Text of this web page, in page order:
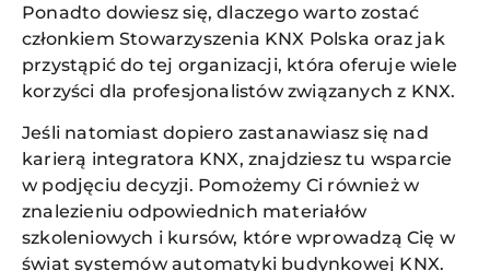
Ponadto dowiesz się, dlaczego warto zostać
członkiem Stowarzyszenia KNX Polska oraz jak
przystąpić do tej organizacji, która oferuje wiele
korzyści dla profesjonalistów związanych z KNX.
Jeśli natomiast dopiero zastanawiasz się nad
karierą integratora KNX, znajdziesz tu wsparcie
w podjęciu decyzji. Pomożemy Ci również w
znalezieniu odpowiednich materiałów
szkoleniowych i kursów, które wprowadzą Cię w
świat systemów automatyki budynkowej KNX.